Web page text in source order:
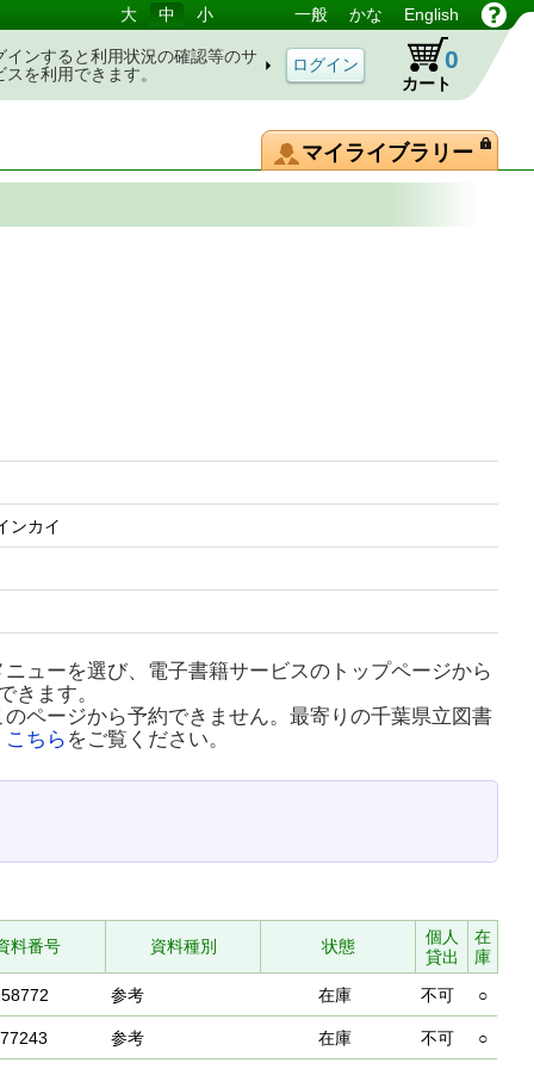
大 中 小 一般 かな English
インすると利用状況の確認等のサ
スを利用できます。
カート
0
マイライブラリー
ンカイ
ューを選び、電子書籍サービスのトップページから
きます。
ページから予約できません。最寄りの千葉県立図書
こちら をご覧ください。
料番号 資料種別 状態
個人
貸出
在
庫
参考 在庫 不可 ○
参考 在庫 不可 ○